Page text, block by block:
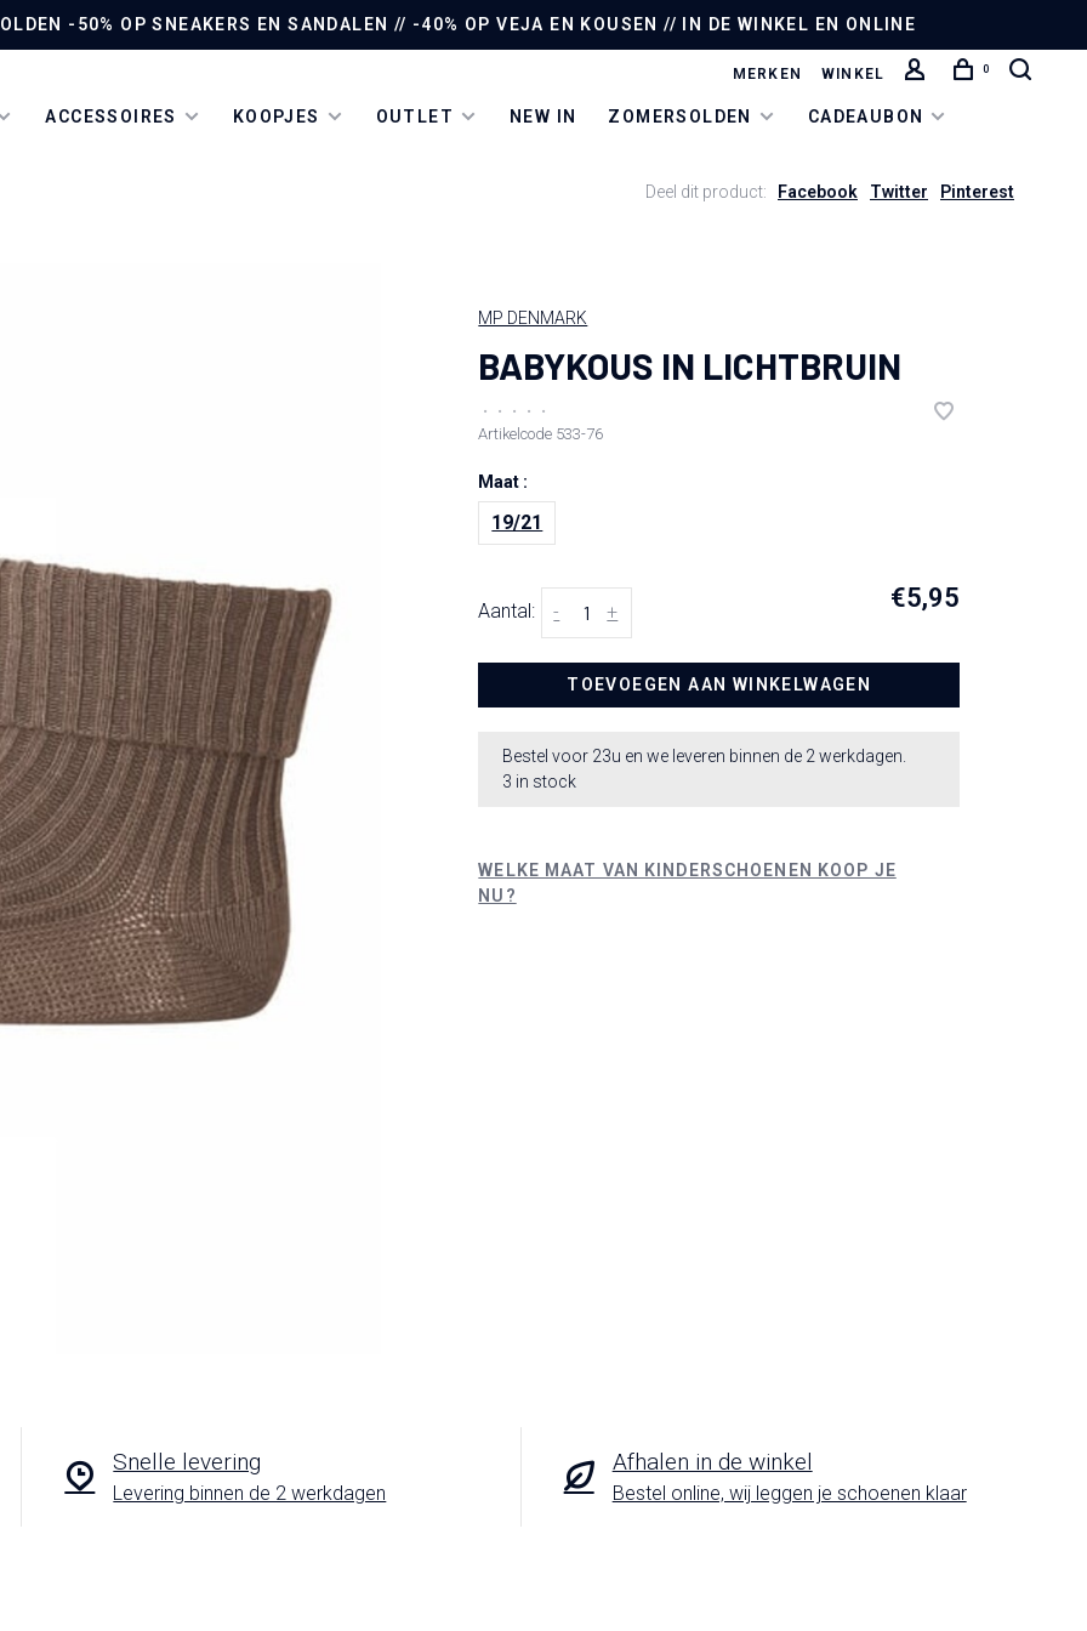
-50% OP SNEAKERS EN SANDALEN // -40% OP VEJA EN KOUSEN // IN DE WINKEL EN ONLINE
ACCESSOIRES KOOPJES OUTLET NEW IN ZOMERSOLDEN CADEAUBON
MERKEN WINKEL 0
Deel dit product: Facebook Twitter Pinterest
MP DENMARK
BABYKOUS IN LICHTBRUIN
• • • •
•
Artikelcode 533-76
Maat :
19/21
Aantal: +
- €5,95
TOEVOEGEN AAN WINKELWAGEN
Bestel voor 23u en we leveren binnen de 2 werkdagen.
3 in stock
WELKE MAAT VAN KINDERSCHOENEN KOOP JE
NU?
Snelle levering
Levering binnen de 2 werkdagen
Afhalen in de winkel
Bestel online, wij leggen je schoenen klaar